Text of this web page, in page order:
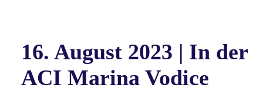
16. August 2023 | In der
ACI Marina Vodice